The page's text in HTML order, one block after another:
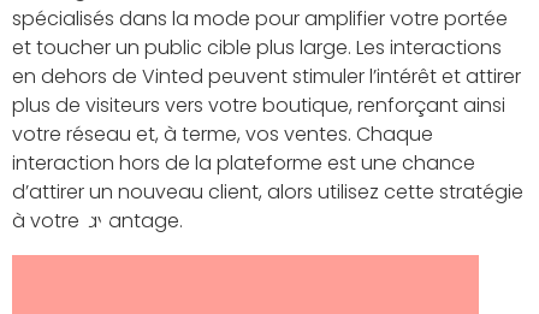
spécialisés dans la mode pour amplifier votre portée
et toucher un public cible plus large. Les interactions
en dehors de Vinted peuvent stimuler l’intérêt et attirer
plus de visiteurs vers votre boutique, renforçant ainsi
votre réseau et, à terme, vos ventes. Chaque
interaction hors de la plateforme est une chance
d’attirer un nouveau client, alors utilisez cette stratégie
à votre avantage.